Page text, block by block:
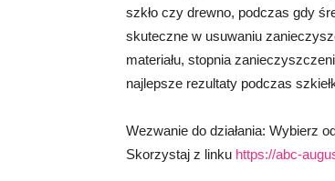
szkło czy drewno, podczas gdy
skuteczne w usuwaniu
materiału, stopnia
najlepsze rezultaty podczas
Wezwanie do działania: Wybierz
Skorzystaj z linku https://abc-